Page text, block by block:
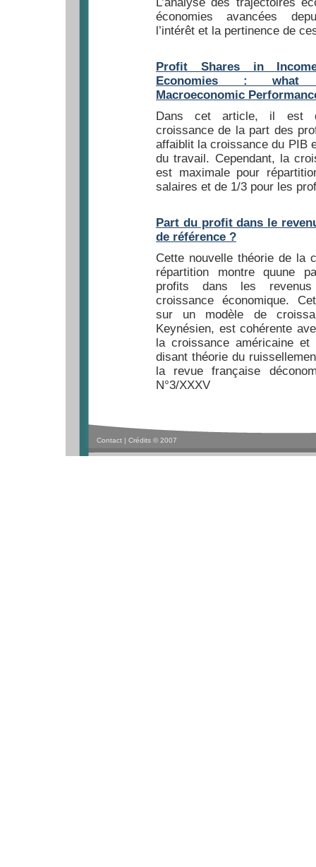
économies avancées
l’intérêt et la pertinence de
Profit Shares in
Economies : what
Macroeconomic
Dans cet article, il est
croissance de la part des
affaiblit la croissance du PIB
du travail. Cependant, la
est maximale pour
salaires et de 1/3 pour les
Part du profit dans le
de référence ?
Cette nouvelle théorie de la
répartition montre quune
profits dans les
croissance économique.
sur un modèle de
Keynésien, est cohérente
la croissance américaine et
disant théorie du
la revue française
N°3/XXXV
Contact | Crédits © 2007